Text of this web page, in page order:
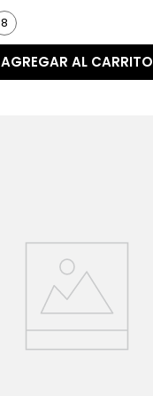
8
AGREGAR AL CARRITO